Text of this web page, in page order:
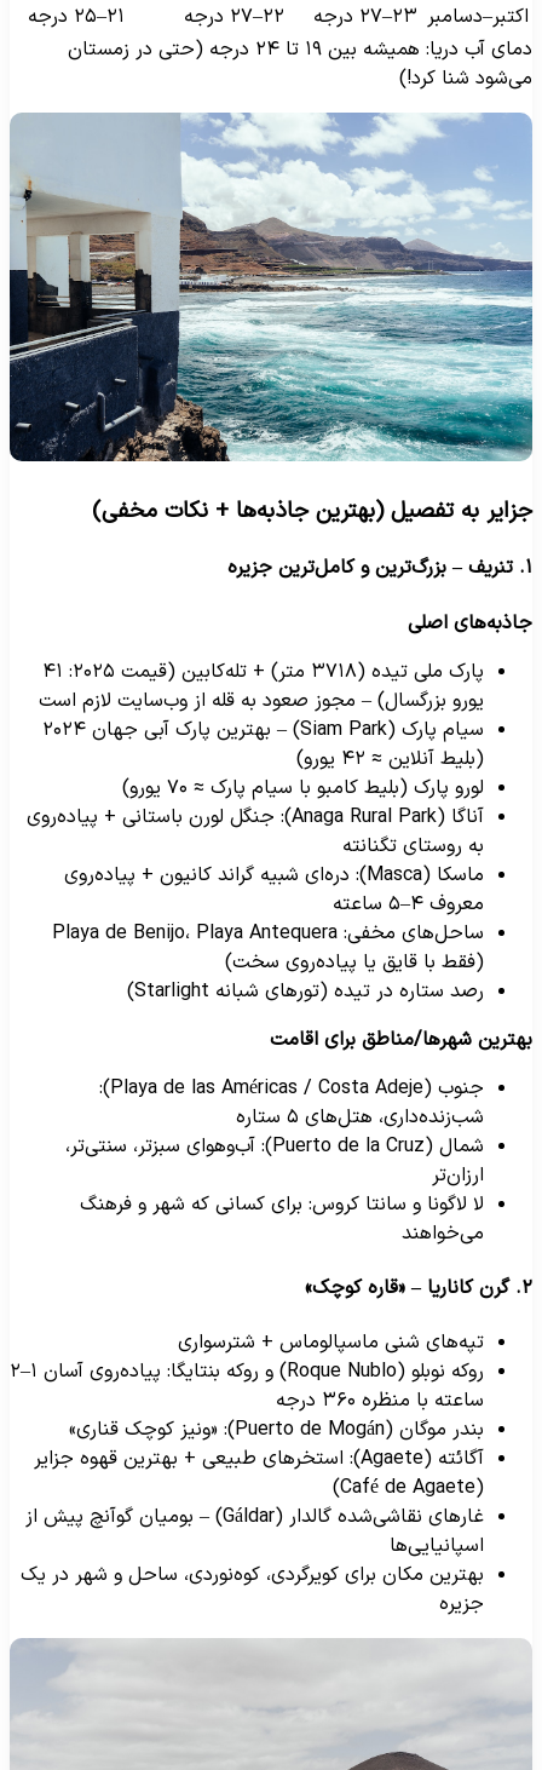
اکتبر–دسامبر ۲۳–۲۷ درجه ۲۲–۲۷ درجه
۲۱–۲۵ درجه
دمای آب دریا: همیشه بین ۱۹ تا ۲۴ درجه (حتی در زمستان
شنا کرد!)
به تفصیل (بهترین جاذبه‌ها + نکات مخفی)
اصلی
پارک ملی تیده (۳۷۱۸ متر) + تله‌کابین (قیمت ۲۰۲۵: ۴۱
یورو بزرگسال) – مجوز صعود به قله از وب‌سایت لازم است
سیام پارک (Siam Park) – بهترین پارک آبی جهان ۲۰۲۴
(بلیط آنلاین ≈ ۴۲ یورو)
لورو پارک (بلیط کامبو با سیام پارک ≈ ۷۰ یورو)
آناگا (Anaga Rural Park): جنگل لورن باستانی + پیاده‌روی
به روستای تگنانته
ماسکا (Masca): دره‌ای شبیه گراند کانیون + پیاده‌روی
معروف ۴–۵ ساعته
ساحل‌های مخفی: Playa de Benijo، Playa Antequera
(فقط با قایق یا پیاده‌روی سخت)
رصد ستاره در تیده (تورهای شبانه Starlight)
شهرها/مناطق برای اقامت
جنوب (Playa de las Américas / Costa Adeje):
شب‌زنده‌داری، هتل‌های ۵ ستاره
شمال (Puerto de la Cruz): آب‌وهوای سبزتر، سنتی‌تر،
ارزان‌تر
لا لاگونا و سانتا کروس: برای کسانی که شهر و فرهنگ
می‌خواهند
تپه‌های شنی ماسپالوماس + شترسواری
روکه نوبلو (Roque Nublo) و روکه بنتایگا: پیاده‌روی آسان ۱–۲
ساعته با منظره ۳۶۰ درجه
بندر موگان (Puerto de Mogán): «ونیز کوچک قناری»
آگائته (Agaete): استخرهای طبیعی + بهترین قهوه جزایر
غارهای نقاشی‌شده گالدار (Gáldar) – بومیان گوآنچ پیش از
اسپانیایی‌ها
بهترین مکان برای کویرگردی، کوه‌نوردی، ساحل و شهر در یک
جزیره